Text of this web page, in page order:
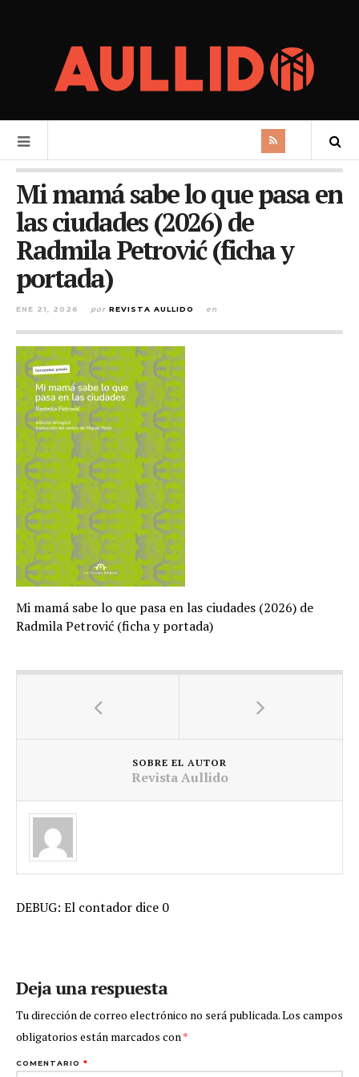
Mi mamá sabe lo que pasa en
las ciudades (2026) de
Radmila Petrović (ficha y
portada)
ENE 21, 2026 por REVISTA AULLIDO en
Mi mamá sabe lo que pasa en las ciudades (2026) de
Radmila Petrović (ficha y portada)
SOBRE EL AUTOR
Revista Aullido
DEBUG: El contador dice 0
Deja una respuesta
Tu dirección de correo electrónico no será publicada.Los campos
obligatorios están marcados con*
COMENTARIO *